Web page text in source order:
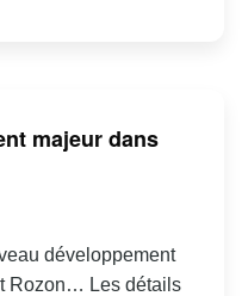
majeur dans
développement
Rozon… Les détails